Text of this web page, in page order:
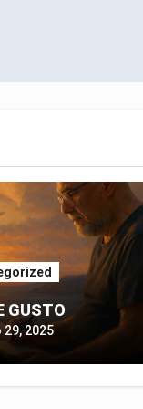
GUSTO
29, 2025